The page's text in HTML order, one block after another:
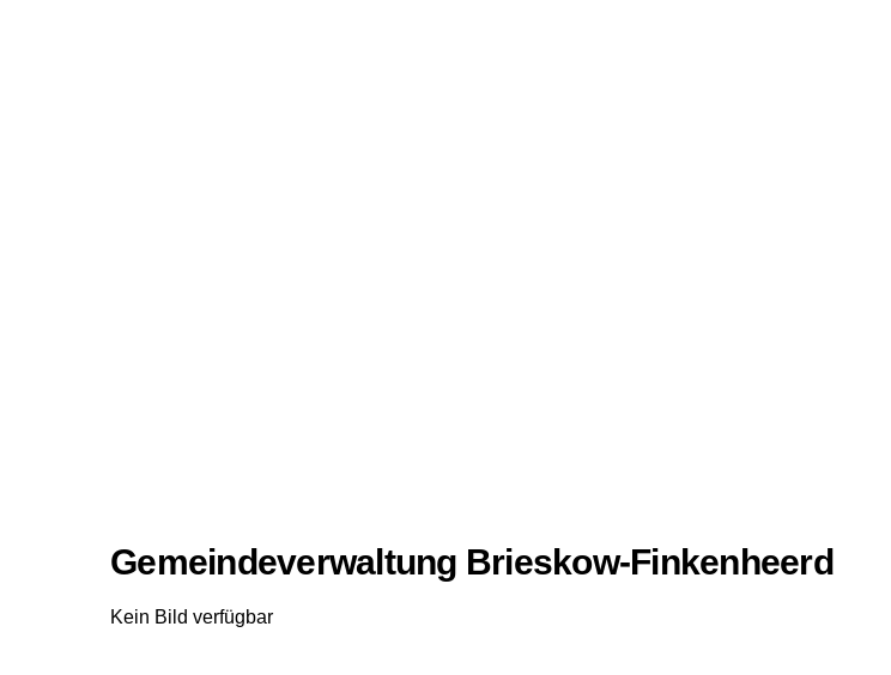
Gemeindeverwaltung Brieskow-Finkenheerd
Kein Bild verfügbar